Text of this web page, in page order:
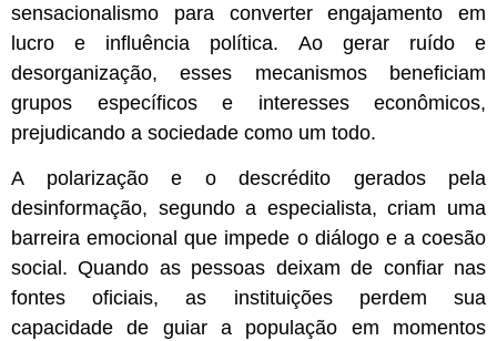
sensacionalismo para converter engajamento em
lucro e influência política. Ao gerar ruído e
desorganização, esses mecanismos beneficiam
grupos específicos e interesses econômicos,
prejudicando a sociedade como um todo.
A polarização e o descrédito gerados pela
desinformação, segundo a especialista, criam uma
barreira emocional que impede o diálogo e a coesão
social. Quando as pessoas deixam de confiar nas
fontes oficiais, as instituições perdem sua
capacidade de guiar a população em momentos